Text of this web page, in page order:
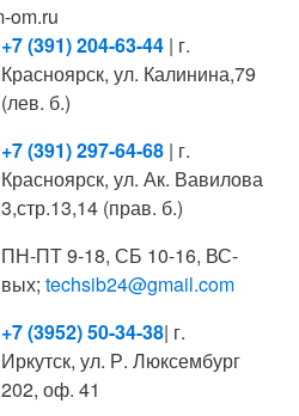
+7 (391) 204-63-44 | г.
Красноярск, ул. Калинина,79
(лев. б.)
+7 (391) 297-64-68 | г.
Красноярск, ул. Ак. Вавилова
3,стр.13,14 (прав. б.)
ПН-ПТ 9-18, СБ 10-16, ВС-
вых; techsib24@gmail.com
+7 (3952) 50-34-38| г.
Иркутск, ул. Р. Люксембург
202, оф. 41